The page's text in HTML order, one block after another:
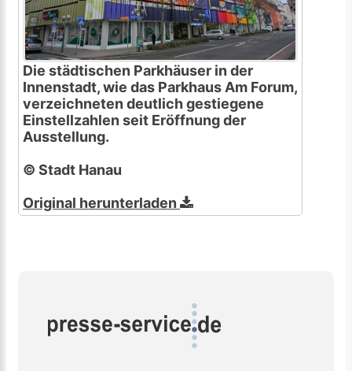
Die städtischen Parkhäuser in der
Innenstadt, wie das Parkhaus Am Forum,
verzeichneten deutlich gestiegene
Einstellzahlen seit Eröffnung der
Ausstellung.
© Stadt Hanau
Original herunterladen